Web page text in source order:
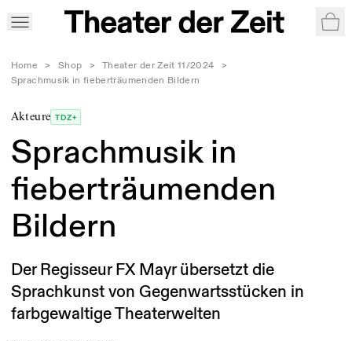
Home > Shop > Theater der Zeit 11/2024
>
Sprachmusik in fieberträumenden Bildern
Akteure TDZ+
Sprachmusik in
fieberträumenden
Bildern
Der Regisseur FX Mayr übersetzt die
Sprachkunst von Gegenwartsstücken in
farbgewaltige Theaterwelten